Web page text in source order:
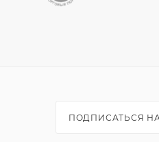
ПОДПИСАТЬСЯ